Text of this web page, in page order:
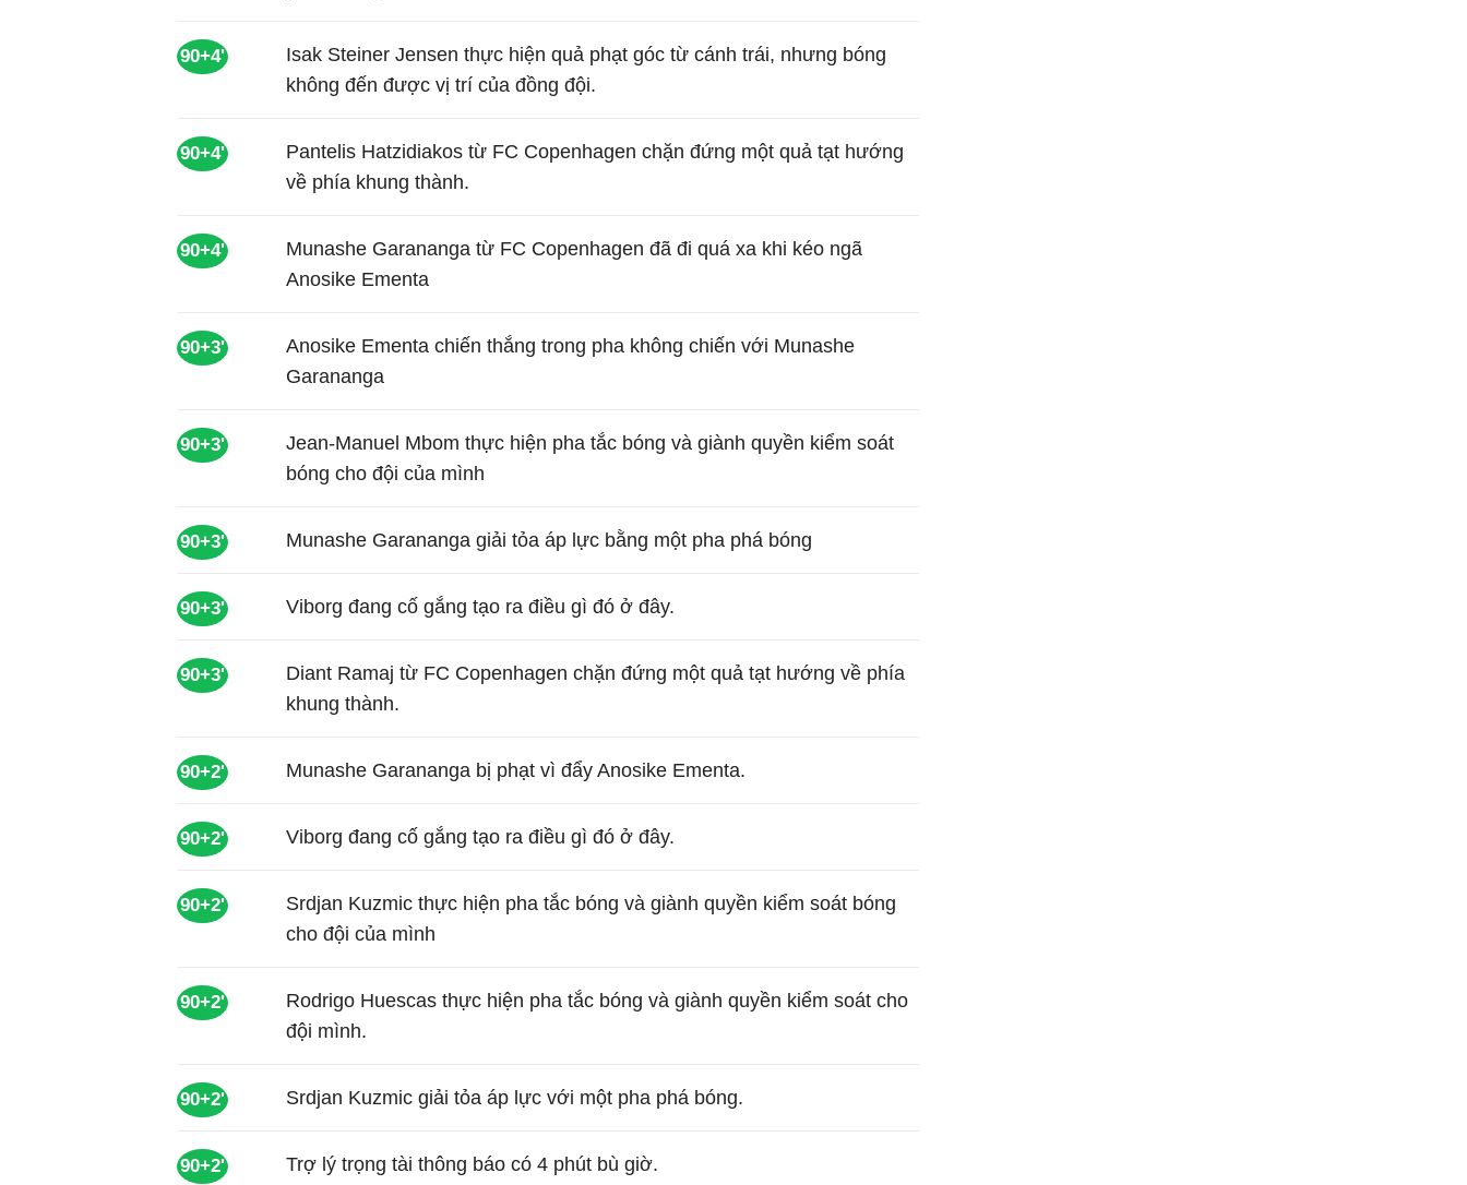
90+4'
Isak Steiner Jensen thực hiện quả phạt góc từ cánh trái, nhưng bóng
không đến được vị trí của đồng đội.
90+4'
Pantelis Hatzidiakos từ FC Copenhagen chặn đứng một quả tạt hướng
về phía khung thành.
90+4'
Munashe Garananga từ FC Copenhagen đã đi quá xa khi kéo ngã
Anosike Ementa
90+3'
Anosike Ementa chiến thắng trong pha không chiến với Munashe
Garananga
90+3'
Jean-Manuel Mbom thực hiện pha tắc bóng và giành quyền kiểm soát
bóng cho đội của mình
90+3' Munashe Garananga giải tỏa áp lực bằng một pha phá bóng
90+3' Viborg đang cố gắng tạo ra điều gì đó ở đây.
90+3'
Diant Ramaj từ FC Copenhagen chặn đứng một quả tạt hướng về phía
khung thành.
90+2' Munashe Garananga bị phạt vì đẩy Anosike Ementa.
90+2' Viborg đang cố gắng tạo ra điều gì đó ở đây.
90+2'
Srdjan Kuzmic thực hiện pha tắc bóng và giành quyền kiểm soát bóng
cho đội của mình
90+2'
Rodrigo Huescas thực hiện pha tắc bóng và giành quyền kiểm soát cho
đội mình.
90+2' Srdjan Kuzmic giải tỏa áp lực với một pha phá bóng.
90+2' Trợ lý trọng tài thông báo có 4 phút bù giờ.